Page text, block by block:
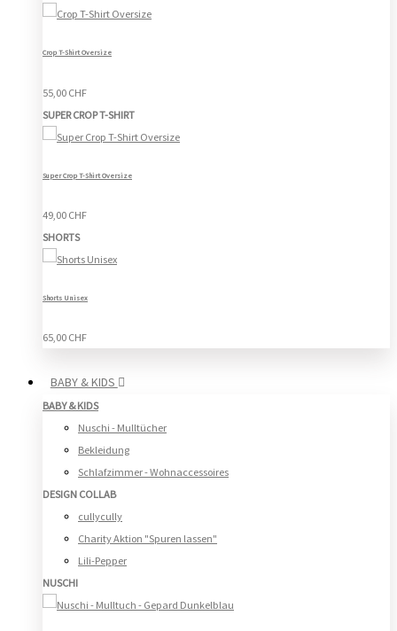
Crop T-Shirt Oversize
55,00 CHF
SUPER CROP T-SHIRT
Super Crop T-Shirt Oversize
49,00 CHF
SHORTS
Shorts Unisex
65,00 CHF
BABY & KIDS
BABY & KIDS
Nuschi - Mulltücher
Bekleidung
Schlafzimmer - Wohnaccessoires
DESIGN COLLAB
cullycully
Charity Aktion "Spuren lassen"
Lili-Pepper
NUSCHI